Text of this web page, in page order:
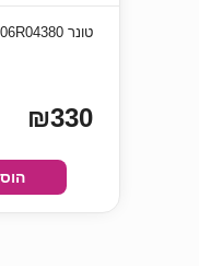
טונר Xerox 006R04380 שחור תואם
₪330